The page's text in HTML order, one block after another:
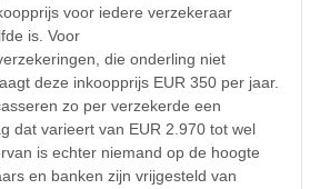
voor iedere verzekeraar
is. Voor
die onderling niet
deze inkoopprijs EUR 350 per jaar.
zo per verzekerde een
dat varieert van EUR 2.970 tot wel
is echter niemand op de hoogte
en banken zijn vrijgesteld van